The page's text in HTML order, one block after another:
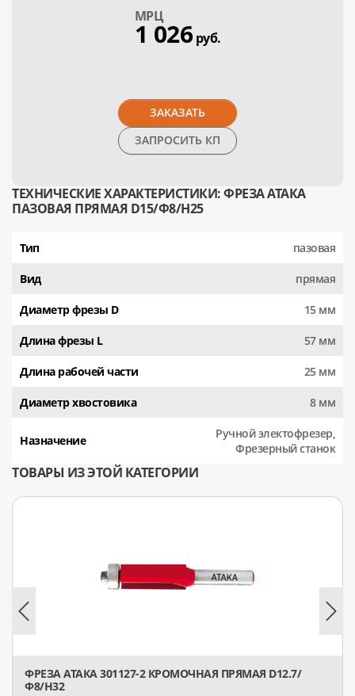
МPЦ
1 026руб.
ЗАКАЗАТЬ
ЗАПРОСИТЬ КП
ТЕХНИЧЕСКИЕ ХАРАКТЕРИСТИКИ: ФРЕЗА АТАКА
ПАЗОВАЯ ПРЯМАЯ D15/Ф8/H25
Тип пазовая
Вид прямая
Диаметр фрезы D 15 мм
Длина фрезы L 57 мм
Длина рабочей части 25 мм
Диаметр хвостовика 8 мм
Назначение
Ручной электофрезер,
Фрезерный станок
ТОВАРЫ ИЗ ЭТОЙ КАТЕГОРИИ
ФРЕЗА АТАКА 301127-2 КРОМОЧНАЯ ПРЯМАЯ D12.7/
Ф8/H32